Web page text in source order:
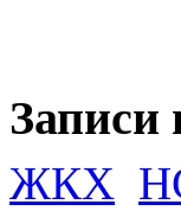
Записи
ЖКХ